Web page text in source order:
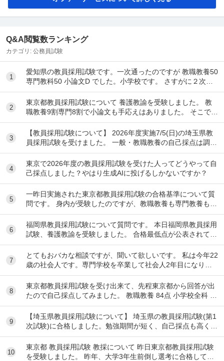
Q&A閲覧数ランキング
カテゴリ: 公務員試験
1
愛知県の教員採用試験です。一次通ったのですが 教職教養50
専門教科50 小論文D でした。小学校です。 さすがに２次試
験で面接頑張っても受かんないで...
2
東京都教員採用試験について 養護教諭を受験しました。 教
職教養9割専門8割で小論文も手応えはありました。 そこで2
つ質問です。 ①実際に養護教諭で1次...
3
【教員採用試験について】 2026年度実施7/5(日)の埼玉県教
員採用試験を受けました。 一般・教職教養の自己採点は調べ
ながら行ったのですが、専門教養(国...
4
東京で2026年度の教員採用試験を受けた人ってどうやって自
己採点しました？やはり生成AIに投げるしかないですか？
5
一昨日実施された東京都教員採用試験の合格基準について質
問です。 身内が受験したのですが、教職教養も専門教養も6
割取れましたが、数学が0点だったとのことです...
6
福岡県教員採用試験について質問です。 本日福岡県教員採用
試験、養護教諭を受験しました。 合格最低点が公表されてい
ないのですが、だいたい何割とれば一次試験は...
7
とてもおバカな相談ですが、聞いて欲しいです。 私は今年22
歳の社会人です。専門学校を卒業して社会人2年目になりま
す。 現在社労士の勉強をして社労士を目指...
8
東京都教員採用試験を受け出来て、先程東京都から回答が出
たので自己採点してみました。 教職教養 84点 小学校全科 55
点です。 小論文は可もなく不可もなく...
9
【埼玉県教員採用試験について】 埼玉県の教員採用試験(第1
次試験)に合格しました。勉強期間が短く、自己採点も高くは
なかったため、合格するとは思っていません...
10
東京都 教員採用試験 教採について 昨日東京都教員採用試験
を受験しました。 昨年、大学3年生前倒し選考に合格してい